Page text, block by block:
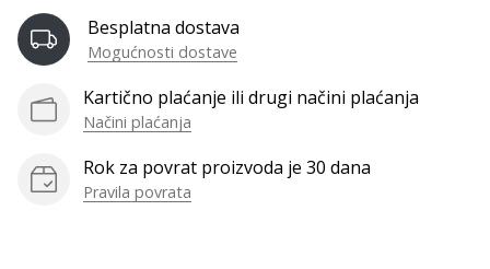
poput
nas?
Pridruži
nam
se
brend
ambasador.
Besplatna dostava
Mogućnosti dostave
Kartično plaćanje ili drugi načini plaćanja
Načini plaćanja
Rok za povrat proizvoda je 30 dana
Pravila povrata